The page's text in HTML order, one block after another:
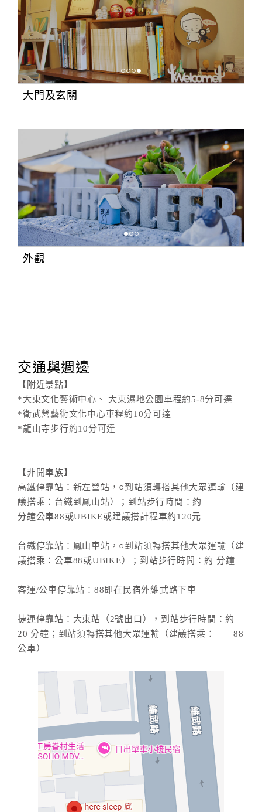
大門及玄關
外觀
交通與週邊
【附近景點】
*大東文化藝術中心、 大東濕地公園車程約5-8分可達
*衛武營藝術文化中心車程約10分可達
*龍山寺步行約10分可達
【非開車族】
高鐵停靠站：新左營站，○到站須轉搭其他大眾運輸（建
議搭乘：台鐵到鳳山站）；到站步行時間：約
分鐘公車88或UBIKE或建議搭計程車約120元
台鐵停靠站：鳳山車站，○到站須轉搭其他大眾運輸（建
議搭乘：公車88或UBIKE）；到站步行時間：約 分鐘
客運/公車停靠站：88即在民宿外維武路下車
捷運停靠站：大東站（2號出口），到站步行時間：約
20 分鐘；到站須轉搭其他大眾運輸（建議搭乘： 88
公車）